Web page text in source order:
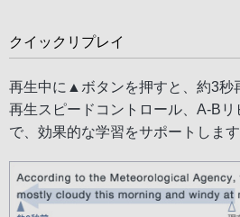
クイックリプレイ
再生中に▲ボタンを押すと、約3秒
再生スピードコントロール、A-B
で、効果的な学習をサポートします